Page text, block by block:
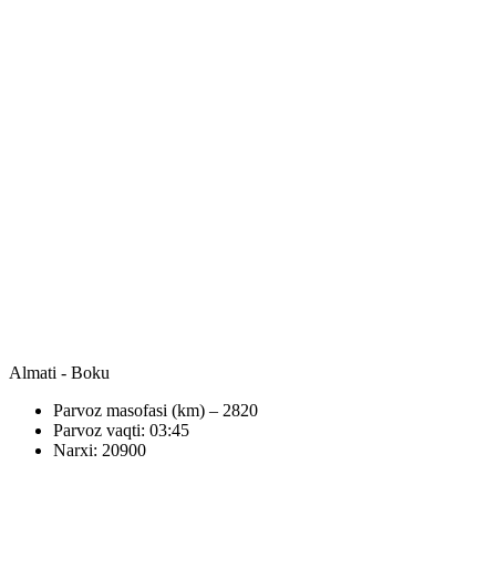
Almati - Boku
Parvoz masofasi (km) – 2820
Parvoz vaqti: 03:45
Narxi: 20900